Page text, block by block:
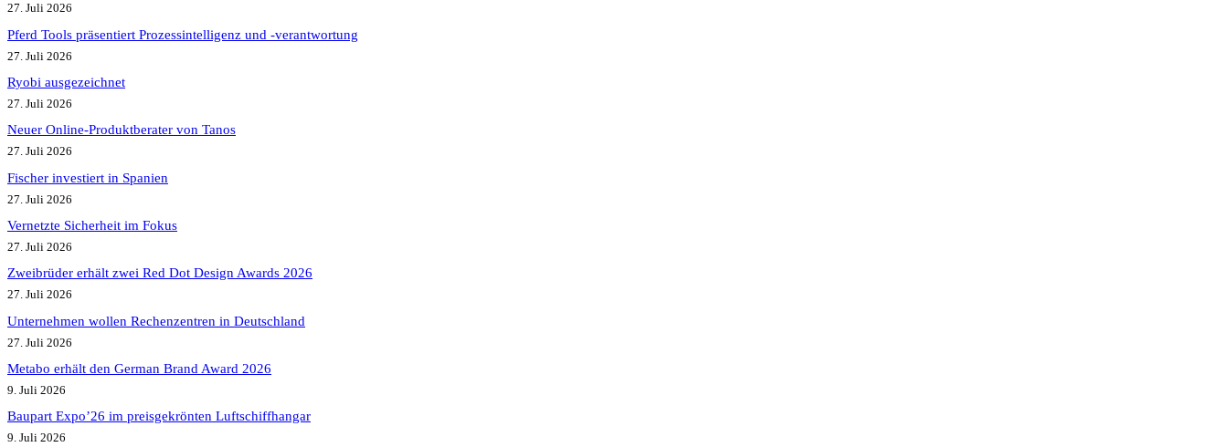
27. Juli 2026
Pferd Tools präsentiert Prozessintelligenz und -verantwortung
27. Juli 2026
Ryobi ausgezeichnet
27. Juli 2026
Neuer Online-Produktberater von Tanos
27. Juli 2026
Fischer investiert in Spanien
27. Juli 2026
Vernetzte Sicherheit im Fokus
27. Juli 2026
Zweibrüder erhält zwei Red Dot Design Awards 2026
27. Juli 2026
Unternehmen wollen Rechenzentren in Deutschland
27. Juli 2026
Metabo erhält den German Brand Award 2026
9. Juli 2026
Baupart Expo’26 im preisgekrönten Luftschiffhangar
9. Juli 2026